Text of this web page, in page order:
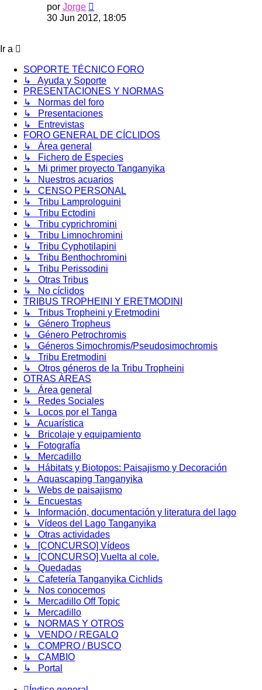
por Jorge
último
mensaje
30 Jun 2012, 18:05
Ir a
SOPORTE TÉCNICO FORO
↳ Ayuda y Soporte
PRESENTACIONES Y NORMAS
↳ Normas del foro
↳ Presentaciones
↳ Entrevistas
FORO GENERAL DE CÍCLIDOS
↳ Área general
↳ Fichero de Especies
↳ Mi primer proyecto Tanganyika
↳ Nuestros acuarios
↳ CENSO PERSONAL
↳ Tribu Lamprologuini
↳ Tribu Ectodini
↳ Tribu cyprichromini
↳ Tribu Limnochromini
↳ Tribu Cyphotilapini
↳ Tribu Benthochromini
↳ Tribu Perissodini
↳ Otras Tribus
↳ No cíclidos
TRIBUS TROPHEINI Y ERETMODINI
↳ Tribus Tropheini y Eretmodini
↳ Género Tropheus
↳ Género Petrochromis
↳ Géneros Simochromis/Pseudosimochromis
↳ Tribu Eretmodini
↳ Otros géneros de la Tribu Tropheini
OTRAS ÁREAS
↳ Área general
↳ Redes Sociales
↳ Locos por el Tanga
↳ Acuarística
↳ Bricolaje y equipamiento
↳ Fotografía
↳ Mercadillo
↳ Hábitats y Biotopos: Paisajismo y Decoración
↳ Aquascaping Tanganyika
↳ Webs de paisajismo
↳ Encuestas
↳ Información, documentación y literatura del lago
↳ Vídeos del Lago Tanganyika
↳ Otras actividades
↳ [CONCURSO] Vídeos
↳ [CONCURSO] Vuelta al cole.
↳ Quedadas
↳ Cafetería Tanganyika Cichlids
↳ Nos conocemos
↳ Mercadillo Off Topic
↳ Mercadillo
↳ NORMAS Y OTROS
↳ VENDO / REGALO
↳ COMPRO / BUSCO
↳ CAMBIO
↳ Portal